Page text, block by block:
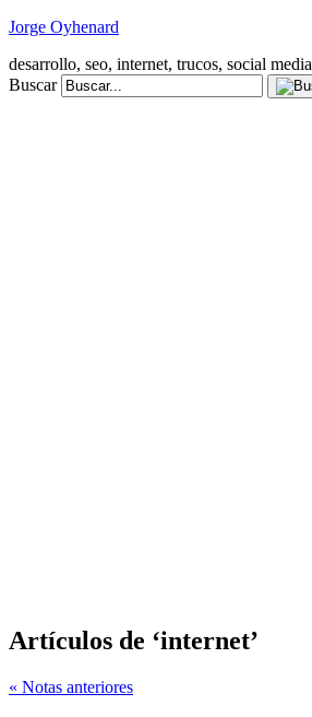
Jorge Oyhenard
desarrollo, seo, internet, trucos, social media
Buscar
Artículos de ‘internet’
« Notas anteriores